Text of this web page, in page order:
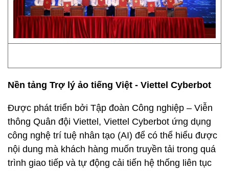
Nền tảng Trợ lý ảo tiếng Việt - Viettel Cyberbot
Được phát triển bởi Tập đoàn Công nghiệp – Viễn
thông Quân đội Viettel, Viettel Cyberbot ứng dụng
công nghệ trí tuệ nhân tạo (AI) để có thể hiểu được
nội dung mà khách hàng muốn truyền tải trong quá
trình giao tiếp và tự động cải tiến hệ thống liên tục